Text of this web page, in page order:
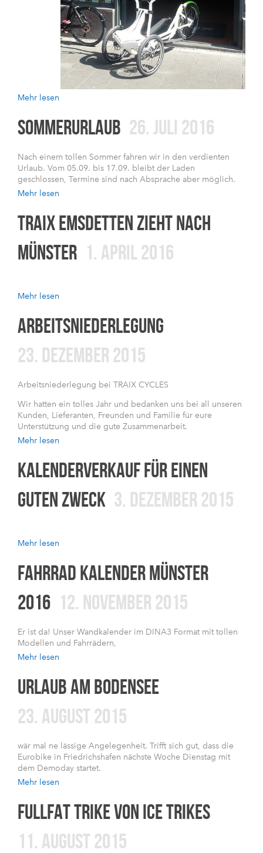
Mehr lesen
SOMMERURLAUB 26. JULI 2016
Nach einem tollen Sommer fahren wir in den verdienten
Urlaub. Vom 05.09. bis 17.09. bleibt der Laden
geschlossen, Termine sind nach Absprache aber möglich.
Mehr lesen
TRAIX EMSDETTEN ZIEHT NACH
MÜNSTER 1. APRIL 2016
Mehr lesen
ARBEITSNIEDERLEGUNG
23. DEZEMBER 2015
Arbeitsniederlegung bei TRAIX CYCLES
Wir hatten ein tolles Jahr und bedanken uns bei all unseren
Kunden, Lieferanten, Freunden und Familie für eure
Unterstützung und die gute Zusammenarbeit.
Mehr lesen
KALENDERVERKAUF FÜR EINEN
GUTEN ZWECK 3. DEZEMBER 2015
Mehr lesen
FAHRRAD KALENDER MÜNSTER
2016 12. NOVEMBER 2015
Er ist da! Unser Wandkalender im DINA3 Format mit tollen
Modellen und Fahrrädern,
Mehr lesen
URLAUB AM BODENSEE
23. AUGUST 2015
wär mal ne lässige Angelegenheit. Trifft sich gut, dass die
Eurobike in Friedrichshafen nächste Woche Dienstag mit
dem Demoday startet.
Mehr lesen
FULLFAT TRIKE VON ICE TRIKES
11. AUGUST 2015